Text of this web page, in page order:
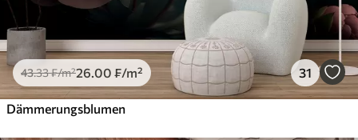
43.33₣/m²26 .00 ₣/m² 31
Dämmerungsblumen